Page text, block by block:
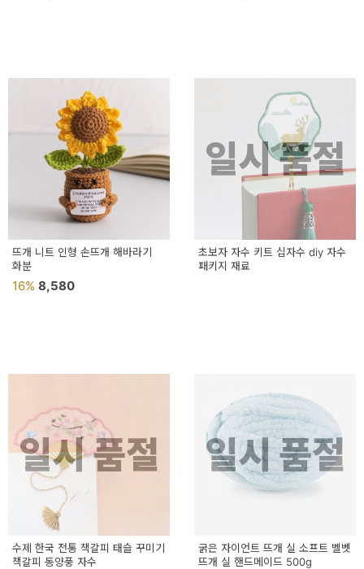
뜨개 니트 인형 손뜨개 해바라기
화분
16% 8,580
일시 품절
초보자 자수 키트 십자수 diy 자수
패키지 재료
일시 품절
수제 한국 전통 책갈피 태슬 꾸미기
책갈피 동양풍 자수
일시 품절
굵은 자이언트 뜨개 실 소프트 벨벳
뜨개 실 핸드메이드 500g